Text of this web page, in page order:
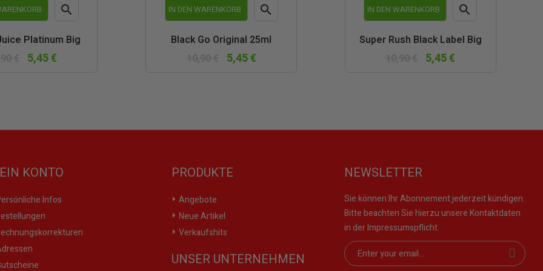

Platinum Big
5,45 €
IN DEN WARENKORB 
Black Go Original 25ml
5,45 €
IN DEN WARENKORB 
Super Rush Black Label Big
5,45 €
KONTO
Infos
PRODUKTE
Angebote
Neue Artikel
Verkaufshits
UNSER UNTERNEHMEN
NEWSLETTER
Sie können Ihr Abonnement jederzeit kündigen.
Bitte beachten Sie hierzu unsere Kontaktdaten
in der Impressumspflicht.